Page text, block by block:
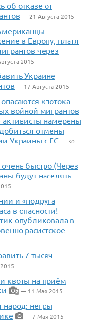
об отказе от
— 21 Августа 2015
в Европу, платя
через
2015
Украине
— 17 Августа 2015
«потока
войной мигрантов
активисты намерены
отмены
Украины с ЕС — 30
быстро (Через
будут населять
и «подруга
в опасности!
опубликовала в
расистское
7 тысяч
квоты на приём
2 — 11 Мая 2015
негры
— 7 Мая 2015